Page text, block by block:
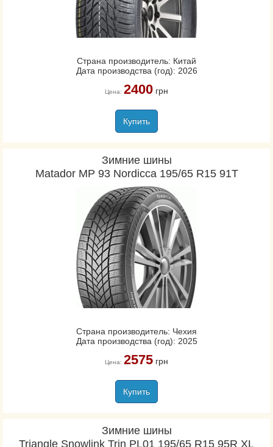
Страна производитель: Китай
Дата производства (год): 2026
Цена: 2400грн
Купить
Зимние шины
Matador MP 93 Nordicca 195/65 R15 91T
Страна производитель: Чехия
Дата производства (год): 2025
Цена: 2575грн
Купить
Зимние шины
Triangle Snowlink Trin PL01 195/65 R15 95R XL